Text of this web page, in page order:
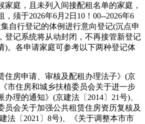
家庭，且未列入间接配租名单的家庭，
须于2026年6月2日10！00--2026年6
自行登记的体例进行意向登记(沉点申
登记系统将从动封闭，不再接管新登记
)。各申请家庭可参考以下两种登记体
房申请、审核及配租办理法子》(京
市住房和城乡扶植委员会关于进一步
理的通知》(京建法〔2014〕21号)、
员会关于加强公共租赁住房资历复核及
法〔2021〕8号)、《关于调整本市市